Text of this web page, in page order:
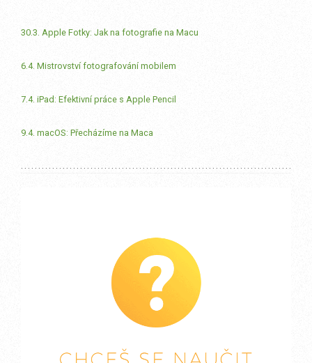
30.3. Apple Fotky: Jak na fotografie na Macu
6.4. Mistrovství fotografování mobilem
7.4. iPad: Efektivní práce s Apple Pencil
9.4. macOS: Přecházíme na Maca